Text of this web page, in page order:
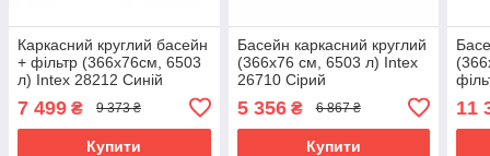
Каркасний круглий басейн
+ фільтр (366х76см, 6503
л) Intex 28212 Синій
7 499 ₴ 9 373 ₴
Купити
Басейн каркасний круглий
(366x76 см, 6503 л) Intex
26710 Сірий
5 356₴ 6 867 ₴
Купити
11